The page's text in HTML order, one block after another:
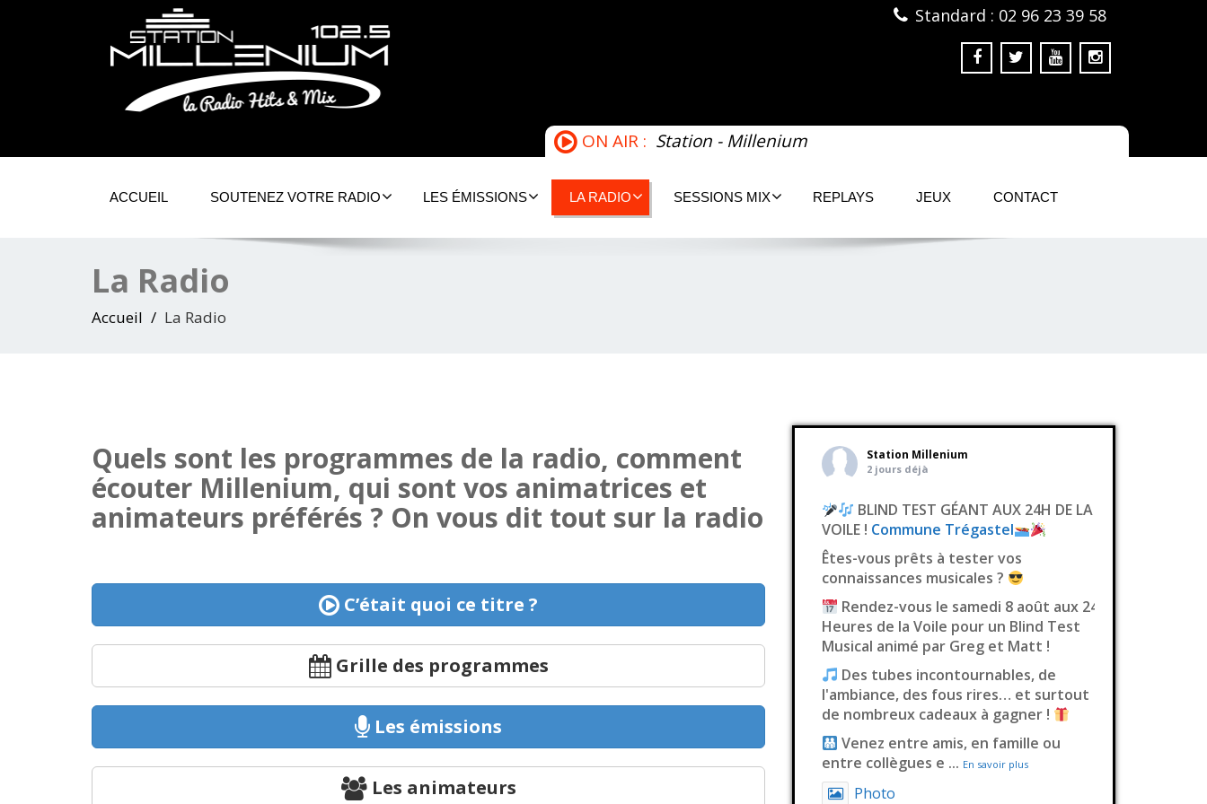
Standard : 02 96 23 39 58
ON AIR : Station - Millenium
ACCUEIL SOUTENEZ VOTRE RADIO LES ÉMISSIONS LA RADIO SESSIONS MIX REPLAYS JEUX CONTACT
La Radio
Accueil La Radio
Quels sont les programmes de la radio, comment
écouter Millenium, qui sont vos animatrices et
animateurs préférés ? On vous dit tout sur la radio
C’était quoi ce titre ?
Grille des programmes
Les émissions
Les animateurs
Station Millenium
2 jours déjà
BLIND TEST GÉANT AUX 24H DE LA
VOILE ! Commune Trégastel
Êtes-vous prêts à tester vos
connaissances musicales ?
Rendez-vous le samedi 8 août aux 24
Heures de la Voile pour un Blind Test
Musical animé par Greg et Matt !
Des tubes incontournables, de
l'ambiance, des fous rires… et surtout
de nombreux cadeaux à gagner !
Venez entre amis, en famille ou
entre collègues e ... En savoir plus
Photo